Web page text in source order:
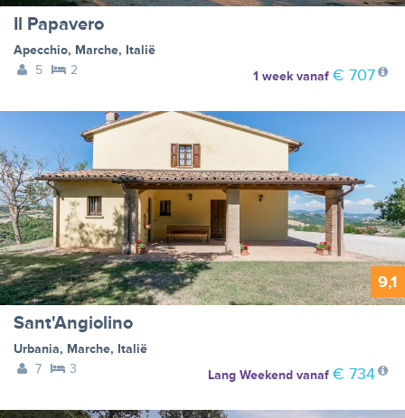
Il Papavero
Apecchio, Marche, Italië
5
2 1 weekvanaf € 707
9,1
Sant'Angiolino
Urbania, Marche, Italië
7
3 Lang Weekendvanaf € 734